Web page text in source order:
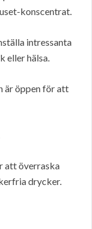
konscentrat.
intressanta
eller hälsa.
är öppen för att
att överraska
drycker.